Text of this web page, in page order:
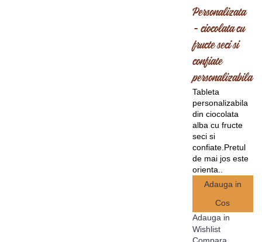
Personalizata
- ciocolata cu
fructe seci si
confiate
personalizabila
Tableta
personalizabila
din ciocolata
alba cu fructe
seci si
confiate.Pretul
de mai jos este
orienta..
Adauga in
Cos
Adauga in
Wishlist